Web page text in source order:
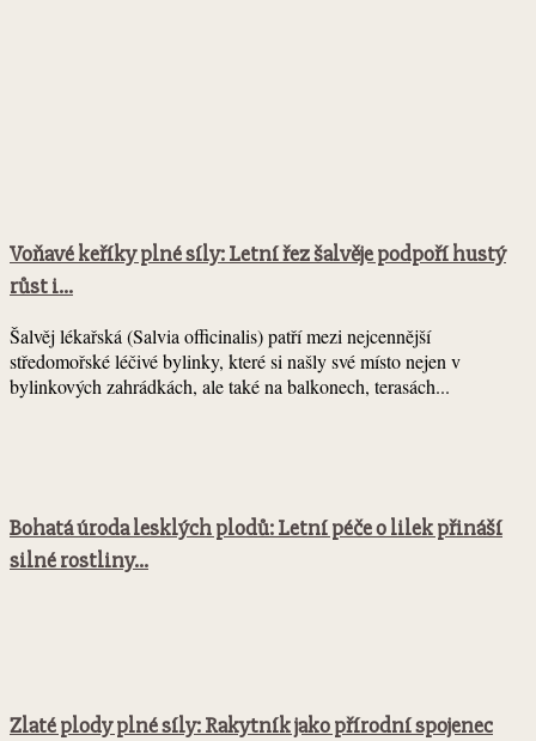
Voňavé keříky plné síly: Letní řez šalvěje podpoří hustý
růst i...
Šalvěj lékařská (Salvia officinalis) patří mezi nejcennější
středomořské léčivé bylinky, které si našly své místo nejen v
bylinkových zahrádkách, ale také na balkonech, terasách...
Bohatá úroda lesklých plodů: Letní péče o lilek přináší
silné rostliny...
Zlaté plody plné síly: Rakytník jako přírodní spojenec